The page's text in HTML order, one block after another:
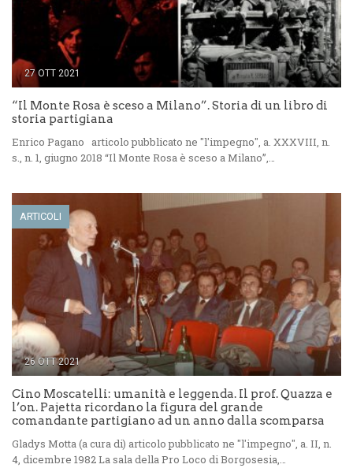
27 OTT 2021
“Il Monte Rosa è sceso a Milano”. Storia di un libro di
storia partigiana
Enrico Pagano articolo pubblicato ne "l'impegno", a. XXXVIII, n.
s., n. 1, giugno 2018 “Il Monte Rosa è sceso a Milano”,…
ARTICOLI
26 OTT 2021
Cino Moscatelli: umanità e leggenda. Il prof. Quazza e
l’on. Pajetta ricordano la figura del grande
comandante partigiano ad un anno dalla scomparsa
Gladys Motta (a cura di) articolo pubblicato ne "l'impegno", a. II, n.
4, dicembre 1982 La sala della Pro Loco di Borgosesia,…